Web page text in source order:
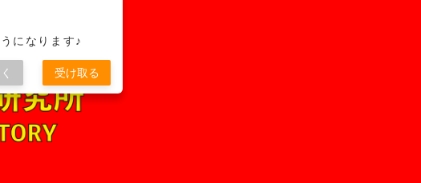
になります♪
受け取る